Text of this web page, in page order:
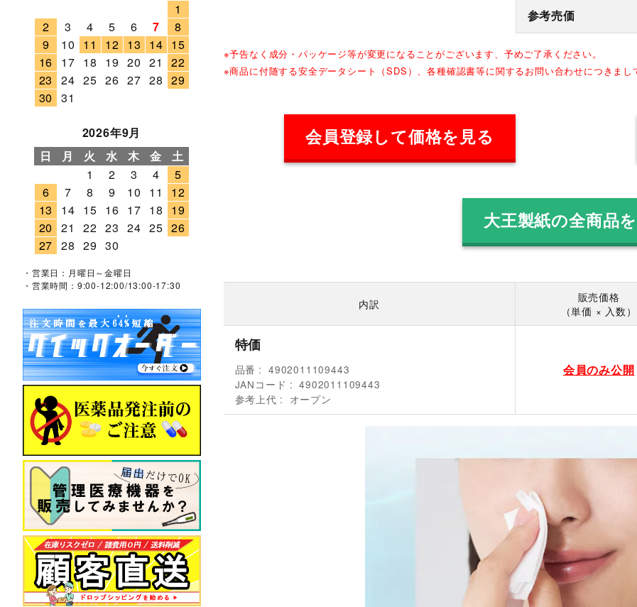
参考売価
※予告なく成分・パッケージ等が変更になることがございます、予めご了承ください。
※商品に付随する安全データシート（SDS）、各種確認書等に関するお問い合わせにつきま
会員登録して価格を見る
大王製紙の全商品
内訳
販売価格
（単価 × 入数）
特価
品番
4902011109443
JANコード
4902011109443
参考上代
オープン
会員のみ公開
1
2
3 4 5 6 7
8
9
10 11 12 13 14 15
16
17 18 19 20 21
22
23
24 25 26 27 28 29
30
31
2026年9月
日
月 火 水 木 金
土
1
2 3 4
5
6
7 8 9 10 11
12
13
14 15 16 17 18
19
20
21 22 23 24 25 26
27 28 29 30
・営業日：月曜日～金曜日
・営業時間：9:00-12:00/13:00-17:30